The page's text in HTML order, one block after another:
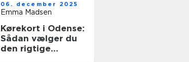
06. december 2025
Emma Madsen
Kørekort i Odense:
Sådan vælger du
den rigtige